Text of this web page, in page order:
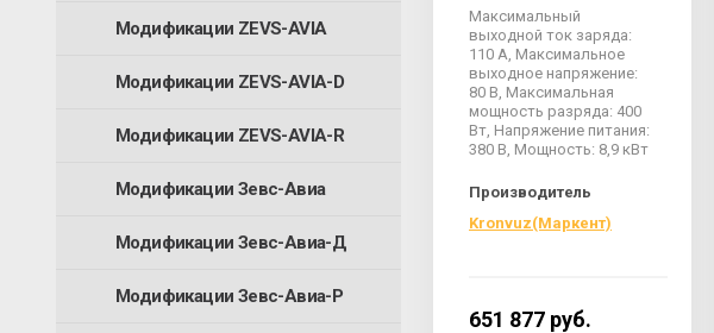
Модификации ZEVS-AVIA
Модификации ZEVS-AVIA-D
Модификации ZEVS-AVIA-R
Модификации Зевс-Авиа
Модификации Зевс-Авиа-Д
Модификации Зевс-Авиа-Р
Максимальный
выходной ток заряда:
110 А, Максимальное
выходное напряжение:
80 В, Максимальная
мощность разряда: 400
Вт, Напряжение питания:
380 В, Мощность: 8,9 кВт
Производитель
Kronvuz(Маркент)
651 877 руб.